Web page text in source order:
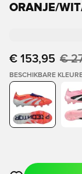
ORANJE/
€ 153,95 €
BESCHIKBARE